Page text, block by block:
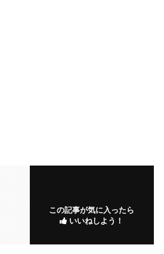
この記事が気に入ったら
いいねしよう！